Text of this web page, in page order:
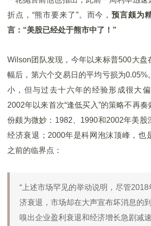
折点，“熊市要来了”。而今，预言颇为
言：“美股已经处于熊市中了！”
Wilson团队发现，今年以来标普500大盘
幅后，第六个交易日的平均亏损为0.05%
小，但与过去十六年的经验形成很大
2002年以来首次“逢低买入”的策略不再
份颇为微妙：1982、1990和2002年美股
经济衰退；2000年是科网泡沫顶峰，也
之前的临界点：
“上述市场罕见的举动说明，尽管
济衰退，市场却在大声宣布坏消息的
嗅出企业盈利衰退和经济增长急剧减